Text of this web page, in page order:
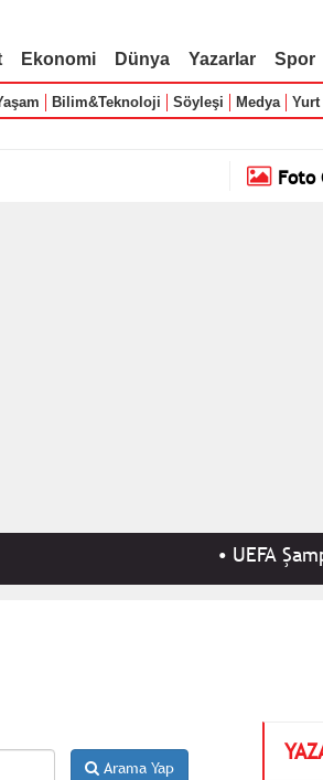
Ekonomi Dünya Yazarlar Spor
Bilim&Teknoloji Söyleşi Medya Yurt
Foto
UEFA
Arama Yap